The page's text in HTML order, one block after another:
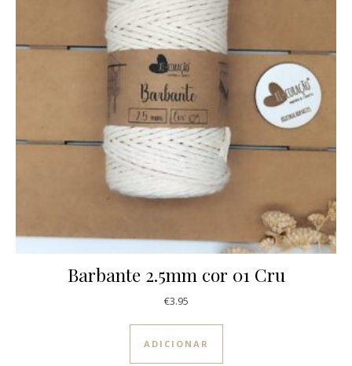
Barbante 2.5mm cor 01 Cru
€3.95
ADICIONAR